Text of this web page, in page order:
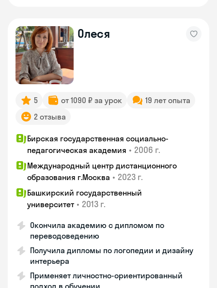
Олеся
5 от 1090 ₽ за урок
19 лет опыта
2 отзыва
Бирская государственная социально-
педагогическая академия • 2006 г.
Международный центр дистанционного
образования г.Москва • 2023 г.
Башкирский государственный
университет • 2013 г.
Окончила академию с дипломом по
переводоведению
Получила дипломы по логопедии и дизайну
интерьера
Применяет личностно-ориентированный
подход в обучении